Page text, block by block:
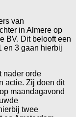
van
in Almere op
BV. Dit belooft een
en 3 gaan hierbij
nader orde
actie. Zij doen dit
maandagavond
twee